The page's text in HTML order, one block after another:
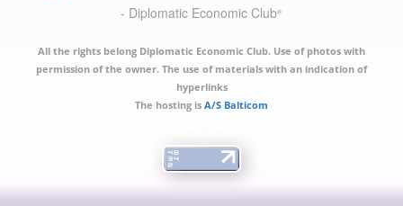
- Diplomatic Economic Club®
All the rights belong Diplomatic Economic Club. Use of photos with
permission of the owner. The use of materials with an indication of
hyperlinks
The hosting is A/S Balticom